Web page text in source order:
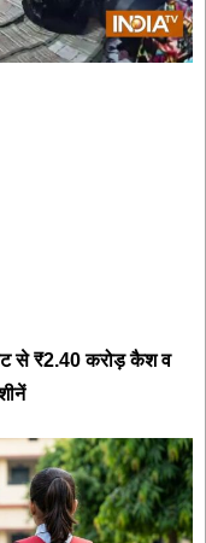
से ₹2.40 करोड़ कैश व